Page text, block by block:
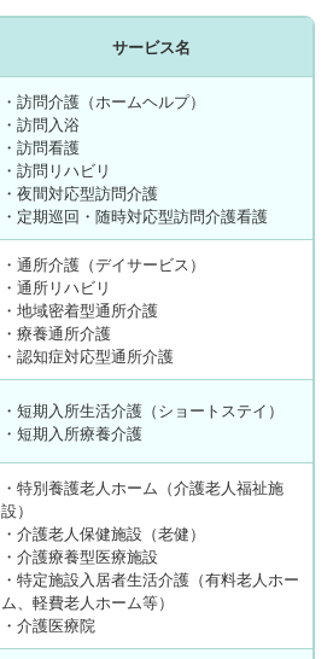
サービス名
・訪問介護（ホームヘルプ）
・訪問入浴
・訪問看護
・訪問リハビリ
・夜間対応型訪問介護
・定期巡回・随時対応型訪問介護看護
・通所介護（デイサービス）
・通所リハビリ
・地域密着型通所介護
・療養通所介護
・認知症対応型通所介護
・短期入所生活介護（ショートステイ）
・短期入所療養介護
・特別養護老人ホーム（介護老人福祉施
設）
・介護老人保健施設（老健）
・介護療養型医療施設
・特定施設入居者生活介護（有料老人ホー
ム、軽費老人ホーム等）
・介護医療院